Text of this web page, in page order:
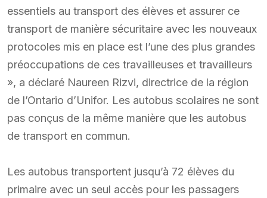
essentiels au transport des élèves et assurer ce
transport de manière sécuritaire avec les nouveaux
protocoles mis en place est l’une des plus grandes
préoccupations de ces travailleuses et travailleurs
», a déclaré Naureen Rizvi, directrice de la région
de l’Ontario d’Unifor. Les autobus scolaires ne sont
pas conçus de la même manière que les autobus
de transport en commun.
Les autobus transportent jusqu’à 72 élèves du
primaire avec un seul accès pour les passagers